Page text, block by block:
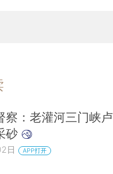
察：老灌河三门峡卢
砂
日 APP打开